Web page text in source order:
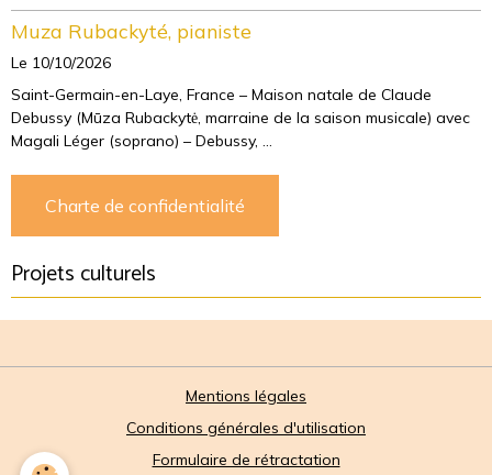
Muza Rubackyté, pianiste
Le 10/10/2026
Saint-Germain-en-Laye, France – Maison natale de Claude
Debussy (Mūza Rubackytė, marraine de la saison musicale) avec
Magali Léger (soprano) – Debussy, ...
Charte de confidentialité
Projets culturels
Mentions légales
Conditions générales d'utilisation
Formulaire de rétractation